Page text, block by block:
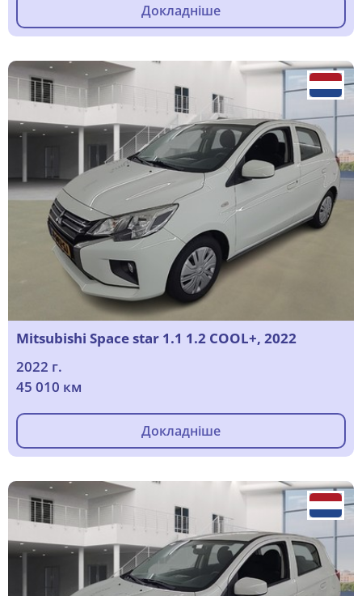
Докладніше
Mitsubishi Space star 1.1 1.2 COOL+, 2022
2022 г.
45 010 км
Докладніше